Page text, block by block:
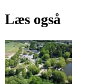
Læs også